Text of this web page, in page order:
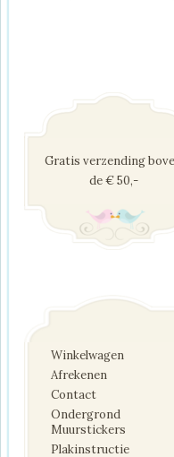
Gratis verzending
de € 50,-
Winkelwagen
Afrekenen
Contact
Ondergrond
Muurstickers
Plakinstructie